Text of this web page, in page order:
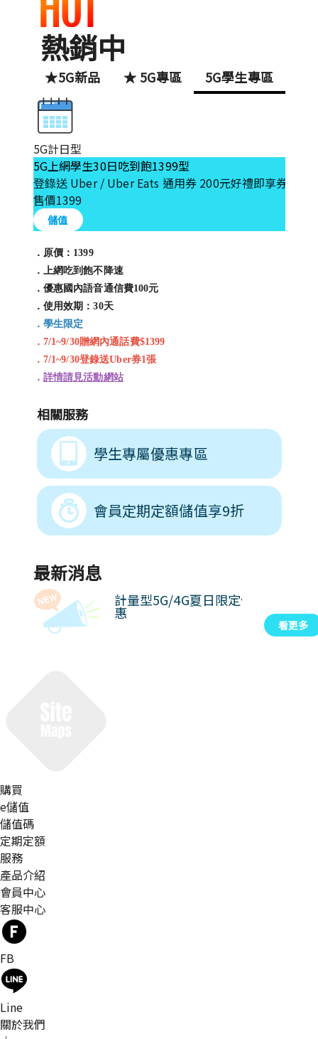
熱銷中
★5G新品 ★ 5G專區 5G學生專區
5G計日型
5G上網學生30日吃到飽1399型
登錄送 Uber / Uber Eats 通用券 200元好禮即享券1張
售價1399
儲值
．原價：1399
．上網吃到飽不降速
．優惠國內語音通信費100元
．使用效期：30天
．學生限定
．7/1~9/30贈網內通話費$1399
．7/1~9/30登錄送Uber券1張
． 詳情請見活動網站
相關服務
學生專屬優惠專區
會員定期定額儲值享9折
最新消息
型新品開賣  暢速
體驗
計量型5G/4G夏日限定優
惠 生計日型
看更多
購買
e儲值
儲值碼
定期定額
服務
產品介紹
會員中心
客服中心
FB
Line
關於我們